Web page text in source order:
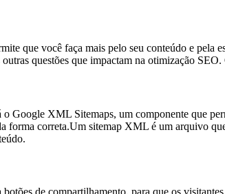
que você faça mais pelo seu conteúdo e pela
questões que impactam na otimização
Google XML Sitemaps, um componente que
forma correta.Um sitemap XML é um arquivo
de compartilhamento, para que os